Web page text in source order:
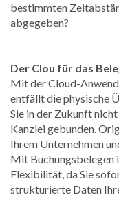
bestimmten
abgegeben?
Der Clou für das
Mit der Cloud-
entfällt die physische
Sie in der Zukunft
Kanzlei gebunden.
Ihrem Unternehmen
Mit Buchungsbelegen
Flexibilität, da Sie
strukturierte Daten